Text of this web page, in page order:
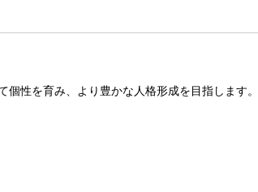
個性を育み、より豊かな人格形成を目指します。